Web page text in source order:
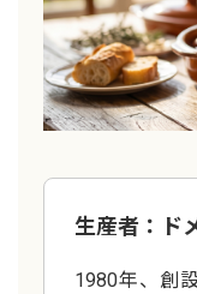
生産者：ド
1980年、創